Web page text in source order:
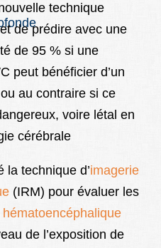
technique
de prédire avec une
de 95 % si une
peut bénéficier d’un
au contraire si ce
voire létal en
cérébrale
la technique d’imagerie
(IRM) pour évaluer les
hématoencéphalique
de l’exposition de